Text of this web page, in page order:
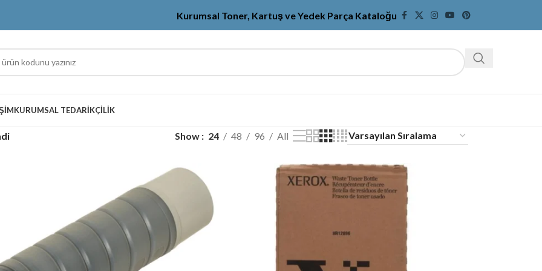
Kurumsal Toner, Kartuş ve Yedek Parça Kataloğu
KURUMSAL TEDARIKÇILIK
Show 24 48 96 All